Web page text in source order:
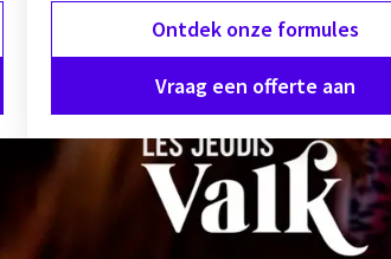
Ontdek onze formules
Vraag een offerte aan